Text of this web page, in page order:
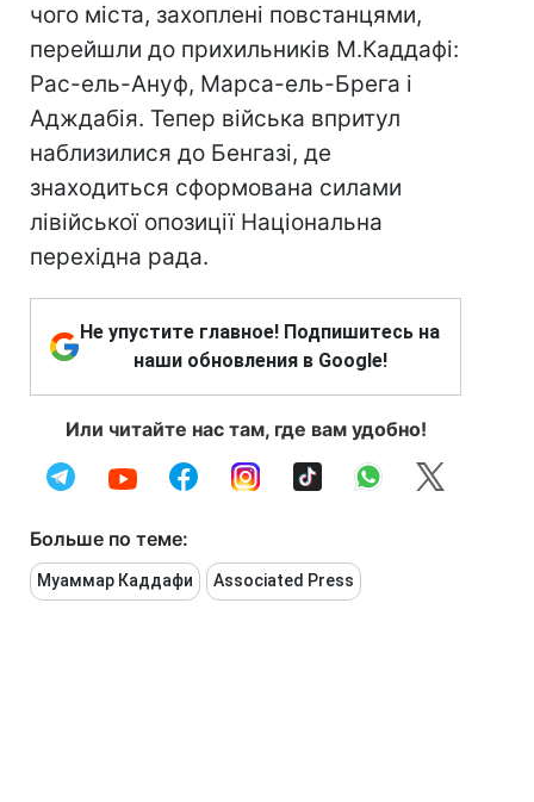
чого міста, захоплені повстанцями,
перейшли до прихильників М.Каддафі:
Рас-ель-Ануф, Марса-ель-Брега і
Адждабія. Тепер війська впритул
наблизилися до Бенгазі, де
знаходиться сформована силами
лівійської опозиції Національна
перехідна рада.
Не упустите главное! Подпишитесь на
наши обновления в Google!
Или читайте нас там, где вам удобно!
Больше по теме:
Муаммар Каддафи Associated Press